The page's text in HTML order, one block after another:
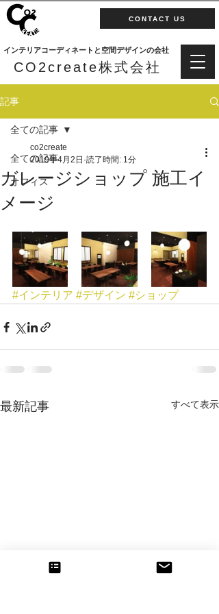
インテリアコーディネートと空間デザインの会社
CO2create株式会社
CONTACT US
記事
全ての記事
オフィス
全ての記事
ガレージショップ 施工イ
メージ
co2create
2019年4月2日 読了時間: 1分
#インテリア #デザイン #ショップ
最新記事 すべて表示